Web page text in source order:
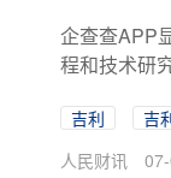
企查查APP
程和技术研
吉利 吉
人民财讯